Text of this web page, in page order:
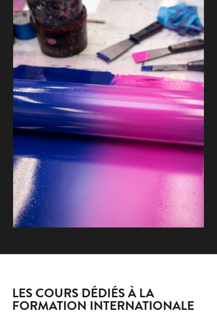
LES COURS DÉDIÉS À LA
FORMATION INTERNATIONALE